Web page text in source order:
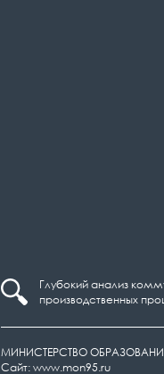
Глубокий анализ
производственных
МИНИСТЕРСТВО
Сайт: www.mon95.ru